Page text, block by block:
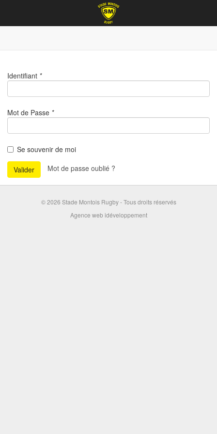
Identifiant *
Mot de Passe *
Se souvenir de moi
Valider Mot de passe oublié ?
© 2026 Stade Montois Rugby - Tous droits réservés
Agence web idéveloppement